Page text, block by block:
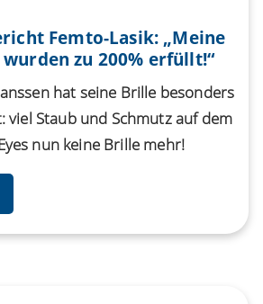
Femto-Lasik: „Meine
zu 200% erfüllt!“
hat seine Brille besonders
viel Staub und Schmutz auf dem
nun keine Brille mehr!